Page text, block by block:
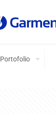
Portofolio